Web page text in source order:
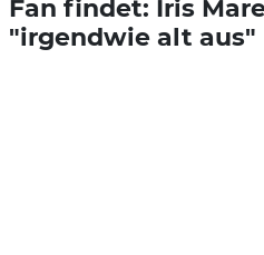
Fan findet: Iris
"irgendwie alt aus"